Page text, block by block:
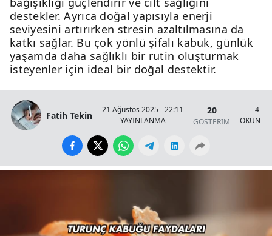
destekler. Ayrıca doğal yapısıyla enerji
seviyesini artırırken stresin azaltılmasına da
katkı sağlar. Bu çok yönlü şifalı kabuk, günlük
yaşamda daha sağlıklı bir rutin oluşturmak
isteyenler için ideal bir doğal destektir.
Fatih Tekin
21 Ağustos 2025 - 22:11
YAYINLANMA
20
GÖSTERİM
4